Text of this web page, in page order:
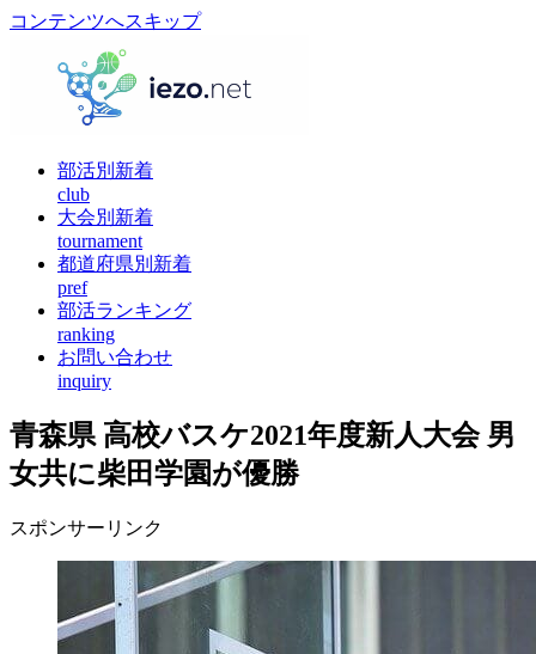
コンテンツへスキップ
部活別新着
club
大会別新着
tournament
都道府県別新着
pref
部活ランキング
ranking
お問い合わせ
inquiry
青森県 高校バスケ2021年度新人大会 男
女共に柴田学園が優勝
スポンサーリンク